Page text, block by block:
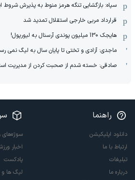
سپاه: بازگشایی تنگه هرمز منوط به پذیرش شروط
قرارداد مربی خارجی استقلال تمدید شد
هایجک 130 میلیون پوندی آرسنال به لیورپول!
ماجدی: آزادی و تختی تا پایان سال به لیگ نمی
صادقی: خسته شدم از صحبت کردن از مدیریت
راهنما
دانلود اپلیکیشن
ارتباط با ما
تبلیغات
درباره ما
سوژه‌های
اخبار
پادکست
لیگ ها و